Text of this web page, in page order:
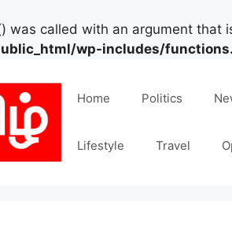
was called with an argument that
wp-includes/
Home Politics
Lifestyle Travel